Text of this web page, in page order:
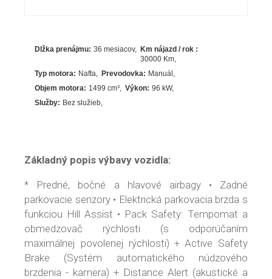
Dlžka prenájmu: 36 mesiacov
Km nájazd / rok :
30000 Km
Typ motora: Nafta Prevodovka: Manuál
Objem motora: 1499cm³ Výkon: 96kW
Služby: Bez služieb
Základný popis výbavy vozidla:
* Predné, bočné a hlavové airbagy • Zadné
parkovacie senzory • Elektrická parkovacia brzda s
funkciou Hill Assist • Pack Safety: Tempomat a
obmedzovač rýchlosti (s odporúčaním
maximálnej povolenej rýchlosti) + Active Safety
Brake (Systém automatického núdzového
brzdenia - kamera) + Distance Alert (akustické a